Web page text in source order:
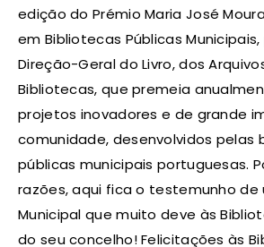
edição do Prémio Maria José
em Bibliotecas Públicas
Direção-Geral do Livro, dos
Bibliotecas, que premeia
projetos inovadores e de grande
comunidade, desenvolvidos pelas
públicas municipais portuguesas.
razões, aqui fica o testemunho de
Municipal que muito deve às
do seu concelho! Felicitações às